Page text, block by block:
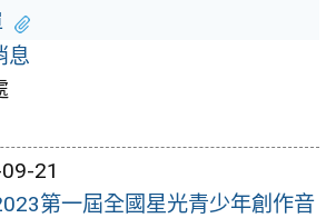
息
21
第一屆全國星光青少年創作音